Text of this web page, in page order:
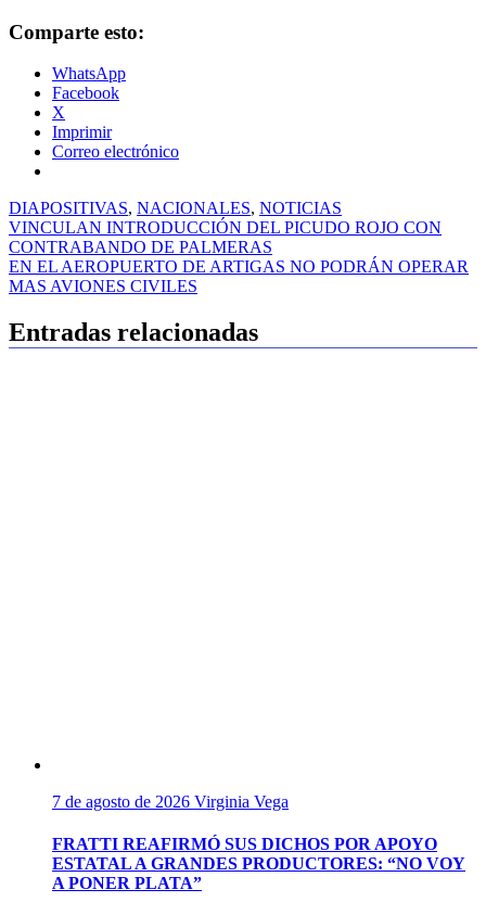
Comparte esto:
WhatsApp
Facebook
X
Imprimir
Correo electrónico
DIAPOSITIVAS, NACIONALES, NOTICIAS
Navegación
de
entradas
VINCULAN INTRODUCCIÓN DEL PICUDO ROJO CON
CONTRABANDO DE PALMERAS
EN EL AEROPUERTO DE ARTIGAS NO PODRÁN OPERAR
MAS AVIONES CIVILES
Entradas relacionadas
7 de agosto de 2026 Virginia Vega
FRATTI REAFIRMÓ SUS DICHOS POR APOYO
ESTATAL A GRANDES PRODUCTORES: “NO VOY
A PONER PLATA”